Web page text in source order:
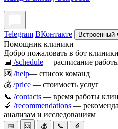
Telegram ВКонтакте Встроенный
Помощник клиники
Добро пожаловать в бот
📅 /schedule— расписание
🆘 /help— список команд
💰 /price — стоимость услуг
📞 /contacts — время работы
🔬 /recommendations —
анализам и исследованиям
📅 🆘 💰 📞 🔬